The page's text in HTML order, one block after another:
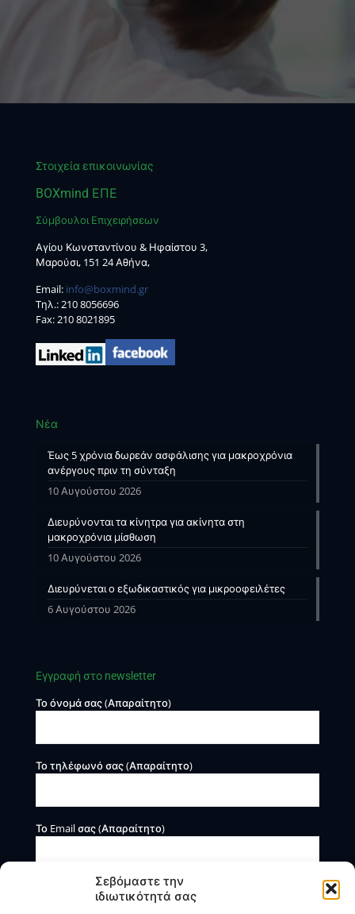
Σεβόμαστε την
ιδιωτικότητά σας
Στοιχεία επικοινωνίας
BOXmind ΕΠΕ
Σύμβουλοι Επιχειρήσεων
Αγίου Κωνσταντίνου & Ηφαίστου 3,
Μαρούσι, 151 24 Αθήνα,
Email: info@boxmind.gr
Tηλ.:210 8056696
Fax: 210 8021895
Νέα
Έως 5 χρόνια δωρεάν ασφάλισης για μακροχρόνια
ανέργους πριν τη σύνταξη
10 Αυγούστου 2026
Διευρύνονται τα κίνητρα για ακίνητα στη
μακροχρόνια μίσθωση
10 Αυγούστου 2026
Διευρύνεται ο εξωδικαστικός για μικροοφειλέτες
6 Αυγούστου 2026
Εγγραφή στο newsletter
Το όνομά σας (Απαραίτητο)
Το τηλέφωνό σας (Απαραίτητο)
Το Email σας (Απαραίτητο)